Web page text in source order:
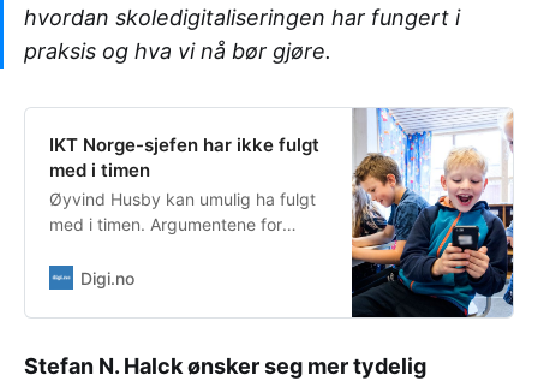
hvordan skoledigitaliseringen har fungert i
praksis og hva vi nå bør gjøre.
IKT Norge-sjefen har ikke fulgt
med i timen
Øyvind Husby kan umulig ha fulgt
med i timen. Argumentene for
frem i sin kronikk, vitner om
gammeldags syn på teknologi i
Digi.no
Stefan N. Halck ønsker seg mer tydelig